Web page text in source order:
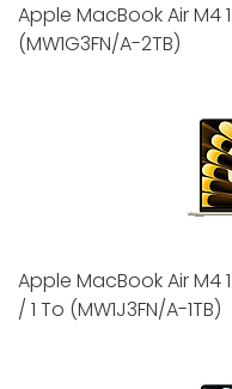
Apple MacBook Air M4
(MW1G3FN/A-2TB)
Apple MacBook Air M4
/ 1 To (MW1J3FN/A-1TB)